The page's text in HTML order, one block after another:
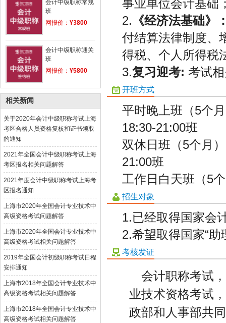
会计中级职称常规
班
网报价： ¥3800
会计中级职称通关
班
网报价： ¥5800
相关新闻
关于2020年会计中级职称考试上海
考区合格人员资格复核和证书领取
的通知
2021年全国会计中级职称考试上海
考区报名相关问题解答
2021年度会计中级职称考试上海考
区报名通知
上海市2020年全国会计专业技术中
高级资格考试问题解答
上海市2020年全国会计专业技术中
高级资格考试相关问题解答
2019年全国会计初级职称考试日程
安排通知
上海市2018年全国会计专业技术中
高级资格考试相关问题解答
上海市2018年全国会计专业技术中
高级资格考试相关问题解答
事业单位会计基础
2. 《经济法基础》
付结算法律制度、
得税、个人所得税
3.复习迎考: 考试
开班方式
平时晚上班（5个
18:30-21:00班
双休日班（5个月
21:00班
工作日白天班（5
招生对象
1.已经取得国家会
2.希望取得国家“
考核发证
会计职称考试
业技术资格考试
政部和人事部共